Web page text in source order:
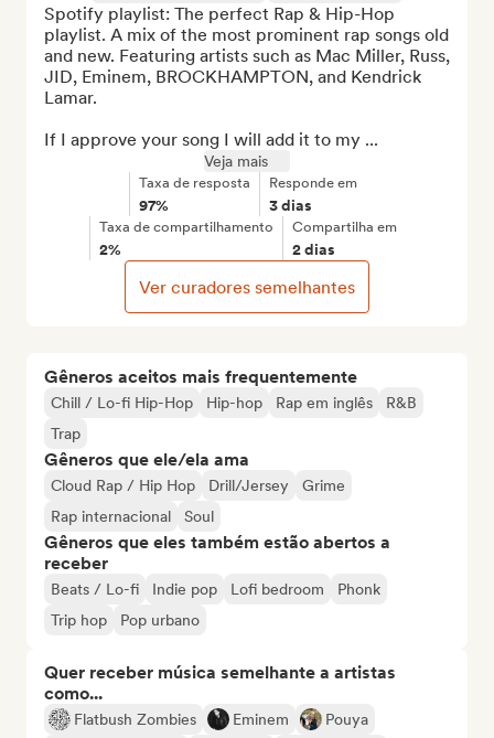
Gêneros aceitos mais frequentemente
Chill / Lo-fi Hip-Hop Hip-hop Rap em inglês
R&B
Trap
Gêneros que ele/ela ama
Cloud Rap / Hip Hop Drill/Jersey
Grime
Rap internacional
Soul
Gêneros que eles também estão abertos a
receber
Beats / Lo-fi Indie pop Lofi bedroom
Phonk
Trip hop
Pop urbano
Quer receber música semelhante a artistas
como...
Flatbush Zombies Eminem
Pouya
Spotify playlist: The perfect Rap & Hip-Hop
playlist. A mix of the most prominent rap songs old
and new. Featuring artists such as Mac Miller, Russ,
JID, Eminem, BROCKHAMPTON, and Kendrick
Lamar.
If I approve your song I will add it to my ...
Veja mais
Taxa de resposta
97%
Responde em
3 dias
Taxa de compartilhamento
2%
Compartilha em
2 dias
Ver curadores semelhantes